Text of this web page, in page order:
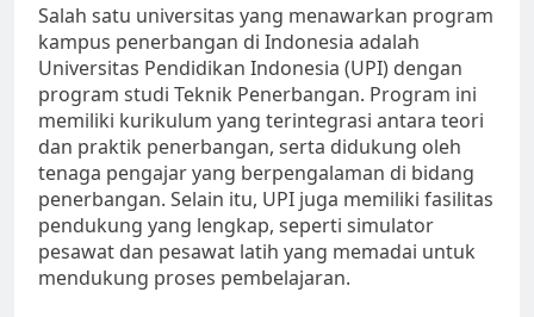
Salah satu universitas yang menawarkan program
kampus penerbangan di Indonesia adalah
Universitas Pendidikan Indonesia (UPI) dengan
program studi Teknik Penerbangan. Program ini
memiliki kurikulum yang terintegrasi antara teori
dan praktik penerbangan, serta didukung oleh
tenaga pengajar yang berpengalaman di bidang
penerbangan. Selain itu, UPI juga memiliki fasilitas
pendukung yang lengkap, seperti simulator
pesawat dan pesawat latih yang memadai untuk
mendukung proses pembelajaran.